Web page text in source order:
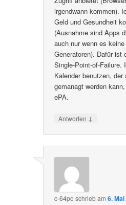
irgendwann kommen).
Geld und Gesundheit
(Ausnahme sind Apps
auch nur wenn es
Generatoren). Dafür ist
Single-Point-of-Failure.
Kalender benutzen,
gemanagt werden
ePA.
Antworten ↓
c-64po schriebam6.